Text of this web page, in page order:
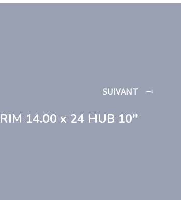
SUIVANT
RIM 14.00 x 24 HUB 10″